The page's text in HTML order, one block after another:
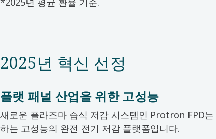
2025년 혁신 선정
플랫 패널 산업을 위한 고성능
새로운 플라즈마 습식 저감 시스템인 Protron FPD
하는 고성능의 완전 전기 저감 플랫폼입니다.